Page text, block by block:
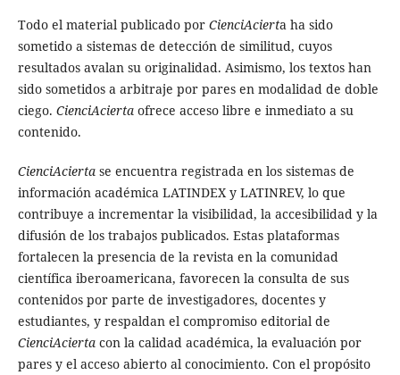
Todo el material publicado por CienciAcierta ha sido
sometido a sistemas de detección de similitud, cuyos
resultados avalan su originalidad. Asimismo, los textos han
sido sometidos a arbitraje por pares en modalidad de doble
ciego. CienciAciertaofrece acceso libre e inmediato a su
contenido.
CienciAcierta se encuentra registrada en los sistemas de
información académica LATINDEX y LATINREV, lo que
contribuye a incrementar la visibilidad, la accesibilidad y la
difusión de los trabajos publicados. Estas plataformas
fortalecen la presencia de la revista en la comunidad
científica iberoamericana, favorecen la consulta de sus
contenidos por parte de investigadores, docentes y
estudiantes, y respaldan el compromiso editorial de
CienciAciertacon la calidad académica, la evaluación por
pares y el acceso abierto al conocimiento. Con el propósito